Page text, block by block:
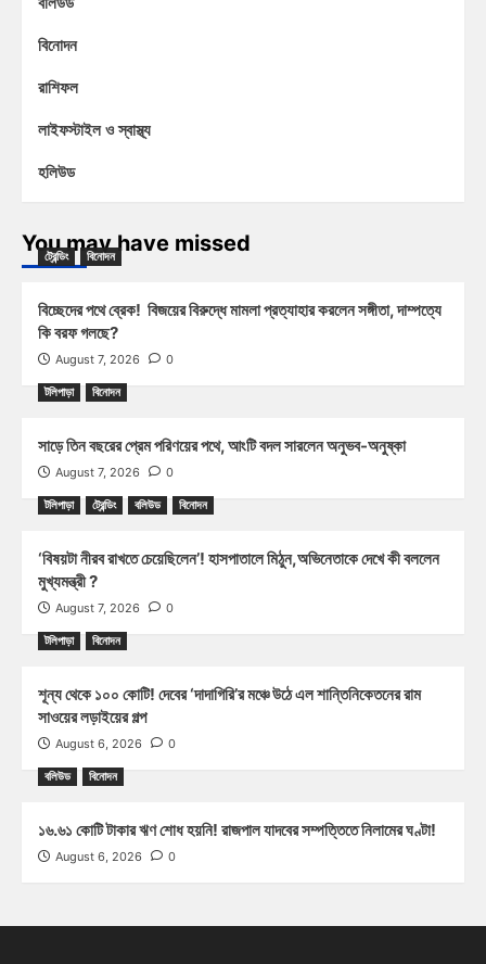
বিনোদন
রাশিফল
লাইফস্টাইল ও স্বাস্থ্য
হলিউড
You may have missed
ট্রেন্ডিং বিনোদন
বিচ্ছেদের পথে ব্রেক! বিজয়ের বিরুদ্ধে মামলা প্রত্যাহার করলেন সঙ্গীতা, দাম্পত্যে
কি বরফ গলছে?
August 7, 2026 0
টলিপাড়া বিনোদন
সাড়ে তিন বছরের প্রেম পরিণয়ের পথে, আংটি বদল সারলেন অনুভব-অনুষ্কা
August 7, 2026 0
টলিপাড়া ট্রেন্ডিং বলিউড বিনোদন
‘বিষয়টা নীরব রাখতে চেয়েছিলেন’! হাসপাতালে মিঠুন,অভিনেতাকে দেখে কী বললেন
মুখ্যমন্ত্রী ?
August 7, 2026 0
টলিপাড়া বিনোদন
শূন্য থেকে ১০০ কোটি! দেবের ‘দাদাগিরি’র মঞ্চে উঠে এল শান্তিনিকেতনের রাম
সাওয়ের লড়াইয়ের গল্প
August 6, 2026 0
বলিউড বিনোদন
১৬.৬১ কোটি টাকার ঋণ শোধ হয়নি! রাজপাল যাদবের সম্পত্তিতে নিলামের ঘণ্টা!
August 6, 2026 0